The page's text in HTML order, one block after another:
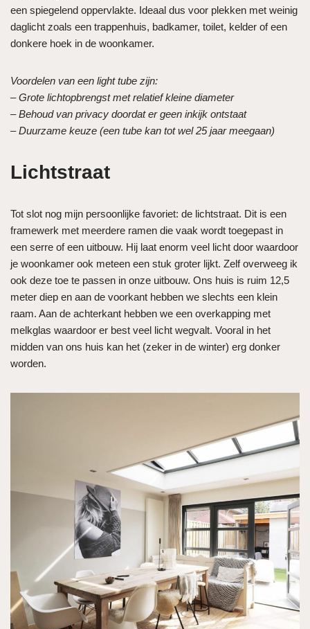
een spiegelend oppervlakte. Ideaal dus voor plekken met weinig
daglicht zoals een trappenhuis, badkamer, toilet, kelder of een
donkere hoek in de woonkamer.
Voordelen van een light tube zijn:
– Grote lichtopbrengst met relatief kleine diameter
– Behoud van privacy doordat er geen inkijk ontstaat
– Duurzame keuze (een tube kan tot wel 25 jaar meegaan)
Lichtstraat
Tot slot nog mijn persoonlijke favoriet: de lichtstraat. Dit is een
framewerk met meerdere ramen die vaak wordt toegepast in
een serre of een uitbouw. Hij laat enorm veel licht door waardoor
je woonkamer ook meteen een stuk groter lijkt. Zelf overweeg ik
ook deze toe te passen in onze uitbouw. Ons huis is ruim 12,5
meter diep en aan de voorkant hebben we slechts een klein
raam. Aan de achterkant hebben we een overkapping met
melkglas waardoor er best veel licht wegvalt. Vooral in het
midden van ons huis kan het (zeker in de winter) erg donker
worden.